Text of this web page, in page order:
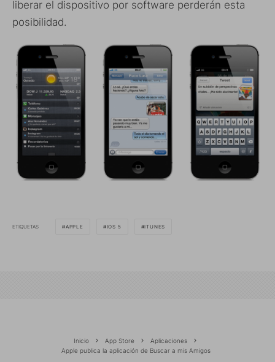
liberar el dispositivo por software perderán esta
posibilidad.
ETIQUETAS APPLE IOS 5 ITUNES
Inicio App Store
Aplicaciones
Apple publica la aplicación de Buscar a mis Amigos